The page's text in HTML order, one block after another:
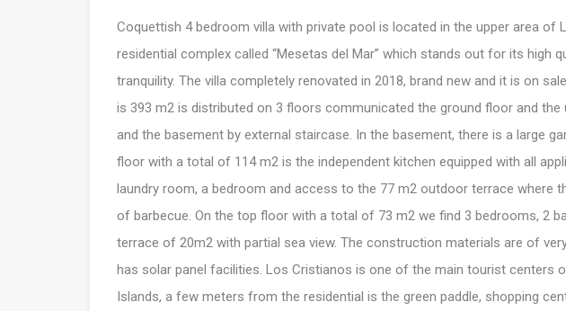
Coquettish 4 bedroom villa with private pool is located in the upper area of
residential complex called “Mesetas del Mar” which stands out for its high
tranquility. The villa completely renovated in 2018, brand new and it is on
is 393 m2 is distributed on 3 floors communicated the ground floor and the
and the basement by external staircase. In the basement, there is a large
floor with a total of 114 m2 is the independent kitchen equipped with all
laundry room, a bedroom and access to the 77 m2 outdoor terrace where
of barbecue. On the top floor with a total of 73 m2 we find 3 bedrooms, 2
terrace of 20m2 with partial sea view. The construction materials are of
has solar panel facilities. Los Cristianos is one of the main tourist centers
Islands, a few meters from the residential is the green paddle, shopping